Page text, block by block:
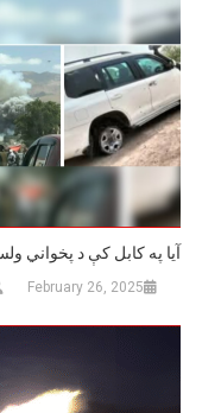
آیا په کابل کې د پخواني
February 26, 2025